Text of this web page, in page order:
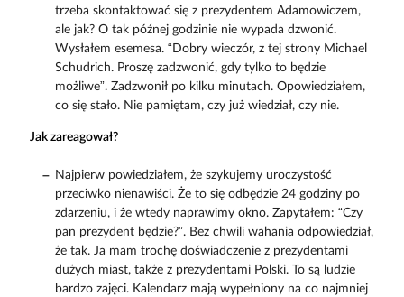
trzeba skontaktować się z prezydentem Adamowiczem,
ale jak? O tak późnej godzinie nie wypada dzwonić.
Wysłałem esemesa. “Dobry wieczór, z tej strony Michael
Schudrich. Proszę zadzwonić, gdy tylko to będzie
możliwe”. Zadzwonił po kilku minutach. Opowiedziałem,
co się stało. Nie pamiętam, czy już wiedział, czy nie.
Jak zareagował?
Najpierw powiedziałem, że szykujemy uroczystość
przeciwko nienawiści. Że to się odbędzie 24 godziny po
zdarzeniu, i że wtedy naprawimy okno. Zapytałem: “Czy
pan prezydent będzie?”. Bez chwili wahania odpowiedział,
że tak. Ja mam trochę doświadczenie z prezydentami
dużych miast, także z prezydentami Polski. To są ludzie
bardzo zajęci. Kalendarz mają wypełniony na co najmniej